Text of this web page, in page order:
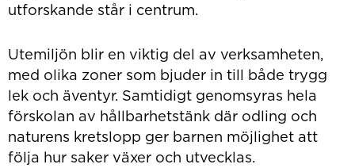
utforskande står i centrum.
Utemiljön blir en viktig del av verksamheten,
med olika zoner som bjuder in till både trygg
lek och äventyr. Samtidigt genomsyras hela
förskolan av hållbarhetstänk där odling och
naturens kretslopp ger barnen möjlighet att
följa hur saker växer och utvecklas.